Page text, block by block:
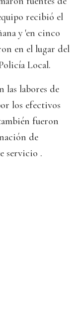
recibió el
y 'en cinco
en el lugar del
Local.
las labores de
los efectivos
fueron
de
servicio .